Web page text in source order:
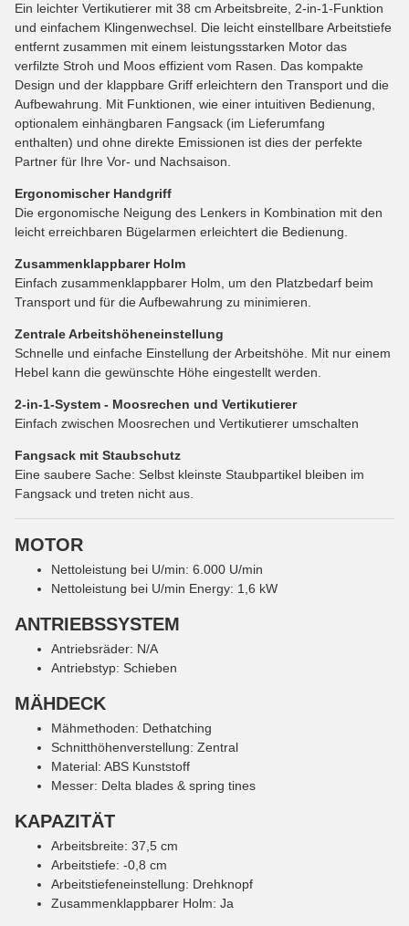
Ein leichter Vertikutierer mit 38 cm Arbeitsbreite, 2-in-1-Funktion
und einfachem Klingenwechsel. Die leicht einstellbare Arbeitstiefe
entfernt zusammen mit einem leistungsstarken Motor das
verfilzte Stroh und Moos effizient vom Rasen. Das kompakte
Design und der klappbare Griff erleichtern den Transport und die
Aufbewahrung. Mit Funktionen, wie einer intuitiven Bedienung,
optionalem einhängbaren Fangsack (im Lieferumfang
enthalten) und ohne direkte Emissionen ist dies der perfekte
Partner für Ihre Vor- und Nachsaison.
Ergonomischer Handgriff
Die ergonomische Neigung des Lenkers in Kombination mit den
leicht erreichbaren Bügelarmen erleichtert die Bedienung.
Zusammenklappbarer Holm
Einfach zusammenklappbarer Holm, um den Platzbedarf beim
Transport und für die Aufbewahrung zu minimieren.
Zentrale Arbeitshöheneinstellung
Schnelle und einfache Einstellung der Arbeitshöhe. Mit nur einem
Hebel kann die gewünschte Höhe eingestellt werden.
2-in-1-System - Moosrechen und Vertikutierer
Einfach zwischen Moosrechen und Vertikutierer umschalten
Fangsack mit Staubschutz
Eine saubere Sache: Selbst kleinste Staubpartikel bleiben im
Fangsack und treten nicht aus.
MOTOR
Nettoleistung bei U/min: 6.000 U/min
Nettoleistung bei U/min Energy: 1,6 kW
ANTRIEBSSYSTEM
Antriebsräder: N/A
Antriebstyp: Schieben
MÄHDECK
Mähmethoden: Dethatching
Schnitthöhenverstellung: Zentral
Material: ABS Kunststoff
Messer: Delta blades & spring tines
KAPAZITÄT
Arbeitsbreite: 37,5 cm
Arbeitstiefe: -0,8 cm
Arbeitstiefeneinstellung: Drehknopf
Zusammenklappbarer Holm: Ja